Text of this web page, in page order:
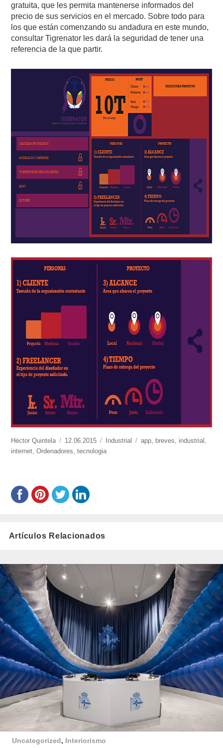
gratuita, que les permita mantenerse informados del
precio de sus servicios en el mercado. Sobre todo para
los que están comenzando su andadura en este mundo,
consultar Tigrenator les dará la seguridad de tener una
referencia de la que partir.
https://www.experimenta.es/author/Héctor%20Quintela/
Héctor Quintela
Publicado
el
12.06.2015 Categorías
Industrial Etiquetas
app breves industrial
internet ,Ordenadores ,tecnologia
Artículos Relacionados
Uncategorized, Interiorismo